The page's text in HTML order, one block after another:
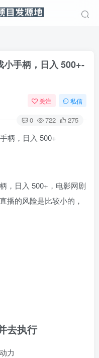
小手柄，日入 500+-
关注 私信
0 722 275
，日入 500+，电影网剧
播的风险是比较小的，
去执行
力